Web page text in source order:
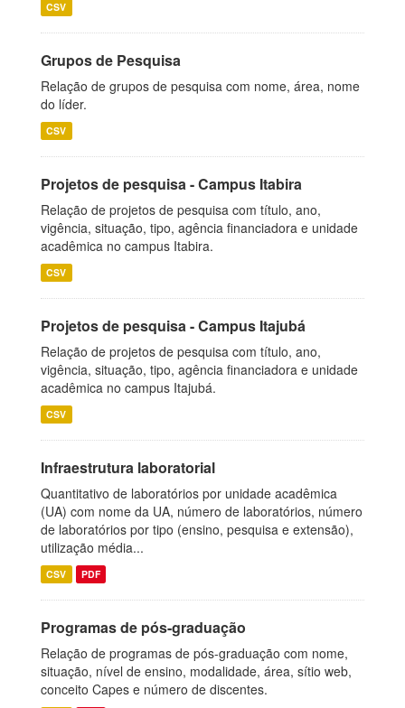
CSV
Grupos de Pesquisa
Relação de grupos de pesquisa com nome, área, nome
do líder.
CSV
Projetos de pesquisa - Campus Itabira
Relação de projetos de pesquisa com título, ano,
vigência, situação, tipo, agência financiadora e unidade
acadêmica no campus Itabira.
CSV
Projetos de pesquisa - Campus Itajubá
Relação de projetos de pesquisa com título, ano,
vigência, situação, tipo, agência financiadora e unidade
acadêmica no campus Itajubá.
CSV
Infraestrutura laboratorial
Quantitativo de laboratórios por unidade acadêmica
(UA) com nome da UA, número de laboratórios, número
de laboratórios por tipo (ensino, pesquisa e extensão),
utilização média...
CSV PDF
Programas de pós-graduação
Relação de programas de pós-graduação com nome,
situação, nível de ensino, modalidade, área, sítio web,
conceito Capes e número de discentes.